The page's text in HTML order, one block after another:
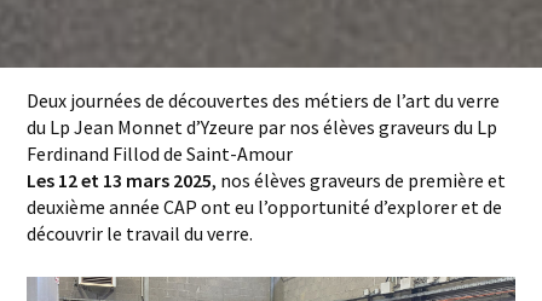
Deux journées de découvertes des métiers de l’art du verre
du Lp Jean Monnet d’Yzeure par nos élèves graveurs du Lp
Ferdinand Fillod de Saint-Amour
Les 12 et 13 mars 2025, nos élèves graveurs de première et
deuxième année CAP ont eu l’opportunité d’explorer et de
découvrir le travail du verre.